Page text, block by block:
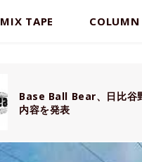
MIX TAPE COLUMN
Base Ball Bear、日比谷
内容を発表